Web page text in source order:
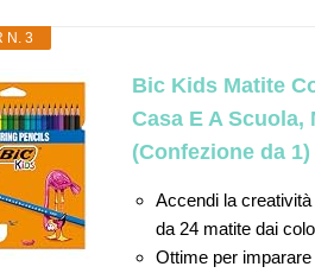
N. 3
Bic Kids Matite
Casa E A
(Confezione da 1)
Accendi la
da 24 matite dai
Ottime per